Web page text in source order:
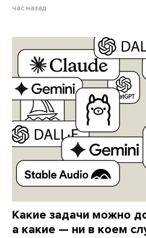
час назад
Какие задачи можно
а какие — ни в коем